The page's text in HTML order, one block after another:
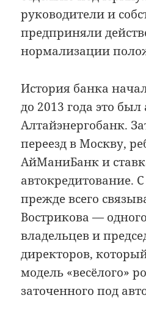
руководители и
предприняли
нормализации
История банка
до 2013 года это
Алтайэнергобанк.
переезд в Москву,
АйМаниБанк и
автокредитование.
прежде всего
Вострикова —
владельцев и
директоров,
модель «весёлого»
заточенного под